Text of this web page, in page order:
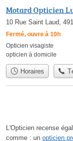
Motard Opticien
10 Rue Saint Laud,
Fermé, ouvre à 10h
Opticien visagiste
opticien à domicile
Horaires
L'Opticien recense
comme : un opticien